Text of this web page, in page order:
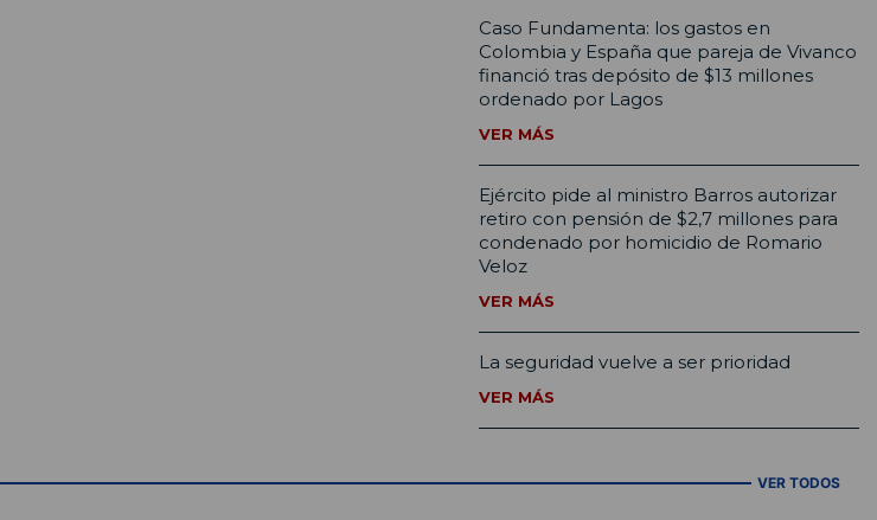
Caso Fundamenta: los gastos en
Colombia y España que pareja de Vivanco
financió tras depósito de $13 millones
ordenado por Lagos
VER MÁS
Ejército pide al ministro Barros autorizar
retiro con pensión de $2,7 millones para
condenado por homicidio de Romario
Veloz
VER MÁS
La seguridad vuelve a ser prioridad
VER MÁS
VER TODOS